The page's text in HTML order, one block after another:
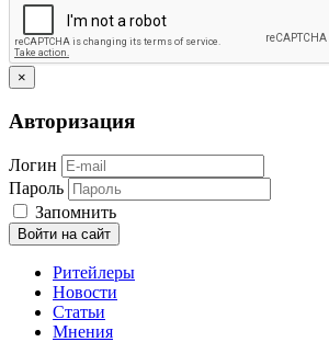
×
Авторизация
Логин
Пароль
Запомнить
Войти на сайт
Ритейлеры
Новости
Статьи
Мнения